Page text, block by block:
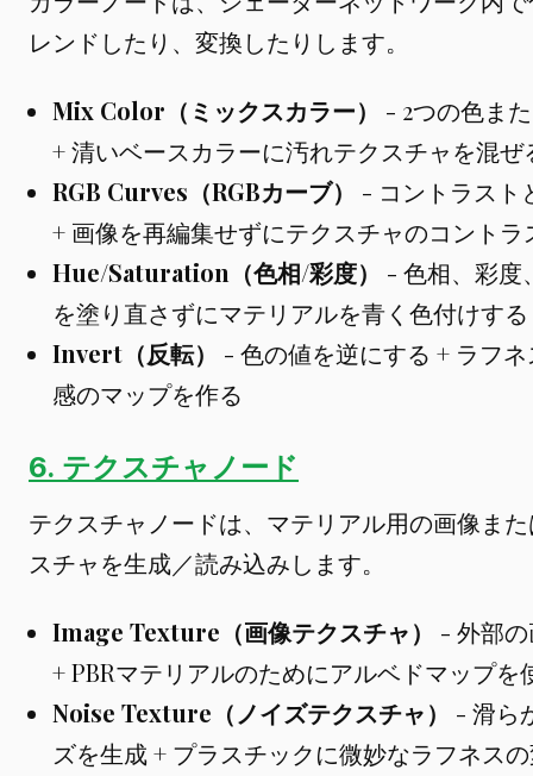
レンドしたり、変換したりします。
Mix Color（ミックスカラー）
- 2つの色ま
+ 清いベースカラーに汚れテクスチャを混ぜ
RGB Curves（RGBカーブ）
- コントラスト
+ 画像を再編集せずにテクスチャのコントラ
Hue/Saturation（色相/彩度）
- 色相、彩度
を塗り直さずにマテリアルを青く色付けする
Invert（反転）
- 色の値を逆にする + ラフ
感のマップを作る
6. テクスチャノード
テクスチャノードは、マテリアル用の画像ま
スチャを生成／読み込みします。
Image Texture（画像テクスチャ）
- 外部
+ PBRマテリアルのためにアルベドマップを
Noise Texture（ノイズテクスチャ）
- 滑ら
ズを生成 + プラスチックに微妙なラフネス